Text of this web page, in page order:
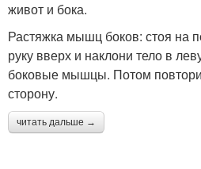
живот и бока.
Растяжка мышц боков: стоя на
руку вверх и наклони тело в
боковые мышцы. Потом
сторону.
читать дальше →